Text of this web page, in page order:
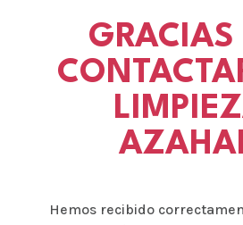
GRACIAS
Hemos recibido